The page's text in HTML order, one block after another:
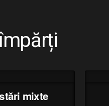
mixte